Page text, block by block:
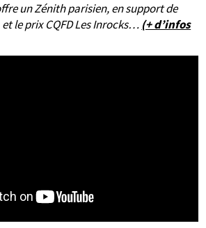
un Zénith parisien, en support de
le prix CQFD Les Inrocks… (+ d’infos